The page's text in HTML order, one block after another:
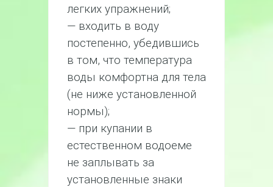
легких упражнений;
— входить в воду
постепенно, убедившись
в том, что температура
воды комфортна для тела
(не ниже установленной
нормы);
— при купании в
естественном водоеме
не заплывать за
установленные знаки